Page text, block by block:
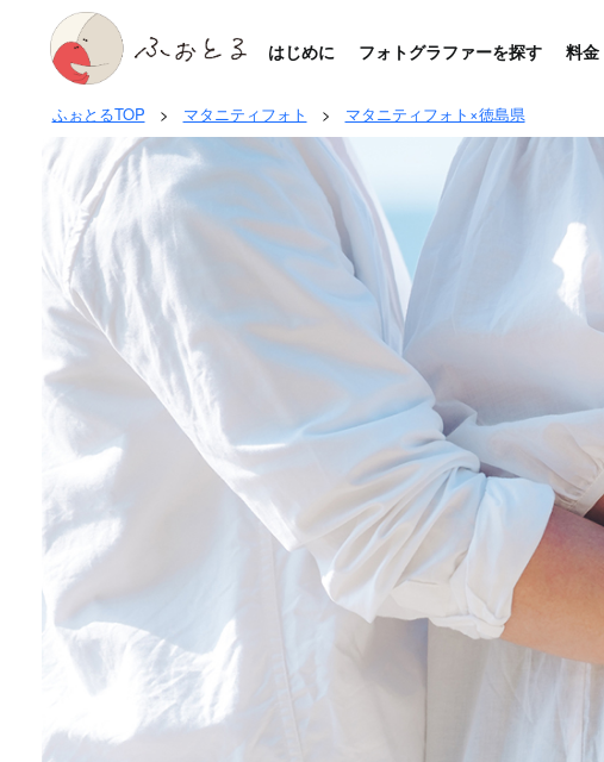
はじめに フォトグラファーを探す 料金
ふぉとるTOP > マタニティフォト > マタニティフォト×徳島県